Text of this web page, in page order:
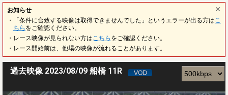
お知らせ
・「条件に合致する映像は取得できませんでした」というエラーが出る方は こ
ちら をご確認ください。
・レース映像が見られない方は こちら をご確認ください。
・レース開始前は、他場の映像が流れることがあります。
過去映像 2023/08/09 船橋 11R